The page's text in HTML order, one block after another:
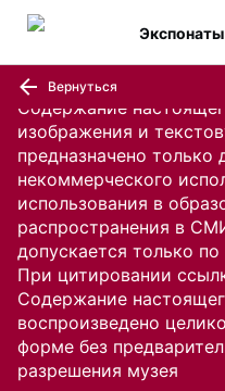
Содержание
изображения и
предназначено только
некоммерческого
использования в
распространения в
допускается только
При цитировании
Содержание
воспроизведено
форме без
разрешения музея
Экспонаты
Вернуться